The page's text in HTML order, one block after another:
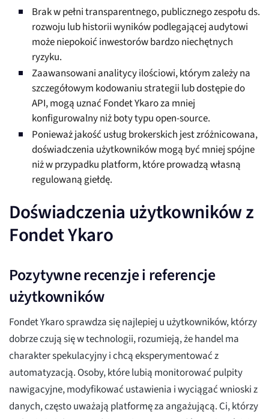
Brak w pełni transparentnego, publicznego zespołu ds.
rozwoju lub historii wyników podlegającej audytowi
może niepokoić inwestorów bardzo niechętnych
ryzyku.
Zaawansowani analitycy ilościowi, którym zależy na
szczegółowym kodowaniu strategii lub dostępie do
API, mogą uznać Fondet Ykaro za mniej
konfigurowalny niż boty typu open-source.
Ponieważ jakość usług brokerskich jest zróżnicowana,
doświadczenia użytkowników mogą być mniej spójne
niż w przypadku platform, które prowadzą własną
regulowaną giełdę.
Doświadczenia użytkowników z
Fondet Ykaro
Pozytywne recenzje i referencje
użytkowników
Fondet Ykaro sprawdza się najlepiej u użytkowników, którzy
dobrze czują się w technologii, rozumieją, że handel ma
charakter spekulacyjny i chcą eksperymentować z
automatyzacją. Osoby, które lubią monitorować pulpity
nawigacyjne, modyfikować ustawienia i wyciągać wnioski z
danych, często uważają platformę za angażującą. Ci, którzy